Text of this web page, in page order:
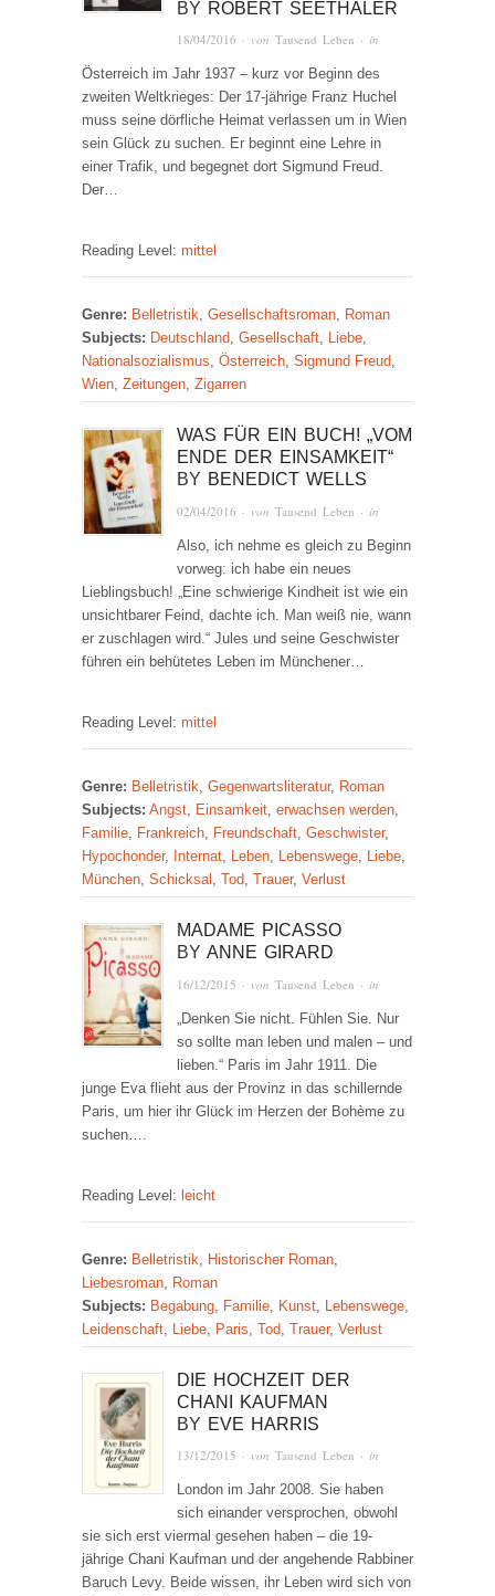
BY ROBERT SEETHALER
18/04/2016 · vonTausend Leben · in
Österreich im Jahr 1937 – kurz vor Beginn des
zweiten Weltkrieges: Der 17-jährige Franz Huchel
muss seine dörfliche Heimat verlassen um in Wien
sein Glück zu suchen. Er beginnt eine Lehre in
einer Trafik, und begegnet dort Sigmund Freud.
Der…
Reading Level: mittel
Genre: Belletristik, Gesellschaftsroman, Roman
Subjects: Deutschland, Gesellschaft, Liebe,
Nationalsozialismus, Österreich, Sigmund Freud,
Wien, Zeitungen, Zigarren
WAS FÜR EIN BUCH! „VOM
ENDE DER EINSAMKEIT“
BY BENEDICT WELLS
02/04/2016 · vonTausend Leben · in
Also, ich nehme es gleich zu Beginn
vorweg: ich habe ein neues
Lieblingsbuch! „Eine schwierige Kindheit ist wie ein
unsichtbarer Feind, dachte ich. Man weiß nie, wann
er zuschlagen wird.“ Jules und seine Geschwister
führen ein behütetes Leben im Münchener…
Reading Level: mittel
Genre: Belletristik, Gegenwartsliteratur, Roman
Subjects: Angst, Einsamkeit, erwachsen werden,
Familie, Frankreich, Freundschaft, Geschwister,
Hypochonder, Internat, Leben, Lebenswege, Liebe,
München, Schicksal , Tod, Trauer, Verlust
MADAME PICASSO
BYANNE GIRARD
16/12/2015 · vonTausend Leben · in
„Denken Sie nicht. Fühlen Sie. Nur
so sollte man leben und malen – und
lieben.“ Paris im Jahr 1911. Die
junge Eva flieht aus der Provinz in das schillernde
Paris, um hier ihr Glück im Herzen der Bohème zu
suchen….
Reading Level: leicht
Genre: Belletristik Historischer Roman
Liebesroman Roman
Subjects: Begabung Familie Kunst Lebenswege
Leidenschaft Liebe Paris Tod Trauer, Verlust
DIE HOCHZEIT DER
CHANI KAUFMAN
BY EVE HARRIS
13/12/2015 · vonTausend Leben · in
London im Jahr 2008. Sie haben
sich einander versprochen, obwohl
sie sich erst viermal gesehen haben – die 19-
jährige Chani Kaufman und der angehende Rabbiner
Baruch Levy. Beide wissen, ihr Leben wird sich von